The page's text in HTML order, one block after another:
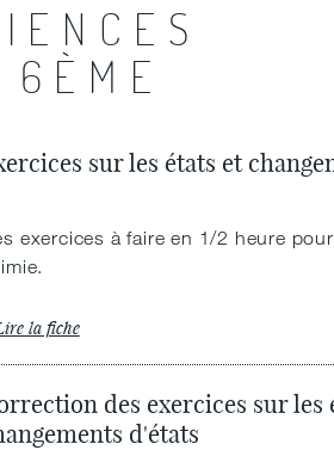
sur les états et
exercices à faire en 1/2 heure
la fiche
des exercices sur les
d'états